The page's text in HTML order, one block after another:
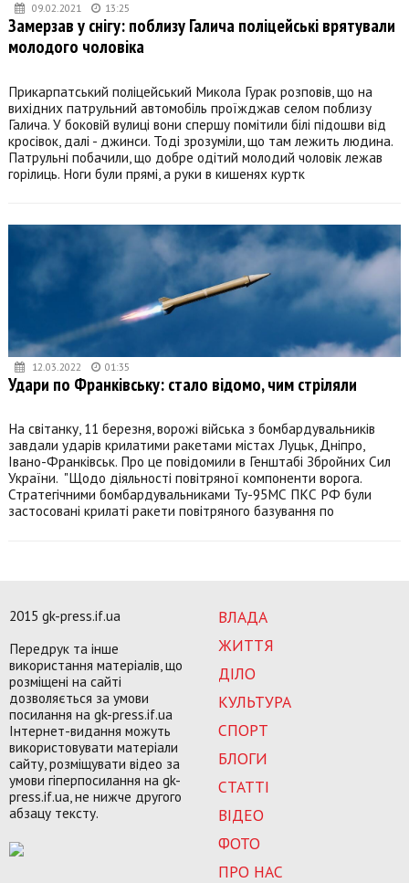
09.02.2021 13:25
Замерзав у снігу: поблизу Галича поліцейські врятували
молодого чоловіка
Прикарпатський поліцейський Микола Гурак розповів, що на
вихідних патрульний автомобіль проїжджав селом поблизу
Галича. У боковій вулиці вони спершу помітили білі підошви від
кросівок, далі - джинси. Тоді зрозуміли, що там лежить людина.
Патрульні побачили, що добре одітий молодий чоловік лежав
горілиць. Ноги були прямі, а руки в кишенях куртк
12.03.2022 01:35
Удари по Франківську: стало відомо, чим стріляли
На світанку, 11 березня, ворожі війська з бомбардувальників
завдали ударів крилатими ракетами містах Луцьк, Дніпро,
Івано-Франківськ. Про це повідомили в Генштабі Збройних Сил
України. "Щодо діяльності повітряної компоненти ворога.
Стратегічними бомбардувальниками Ту-95МС ПКС РФ були
застосовані крилаті ракети повітряного базування по
ВЛАДА
ЖИТТЯ
ДІЛО
КУЛЬТУРА
СПОРТ
БЛОГИ
СТАТТІ
ВІДЕО
ФОТО
ПРО НАС
2015 gk-press.if.ua
Передрук та інше
використання матеріалів, що
розміщені на сайті
дозволяється за умови
посилання на gk-press.if.ua
Інтернет-видання можуть
використовувати матеріали
сайту, розміщувати відео за
умови гіперпосилання на gk-
press.if.ua, не нижче другого
абзацу тексту.